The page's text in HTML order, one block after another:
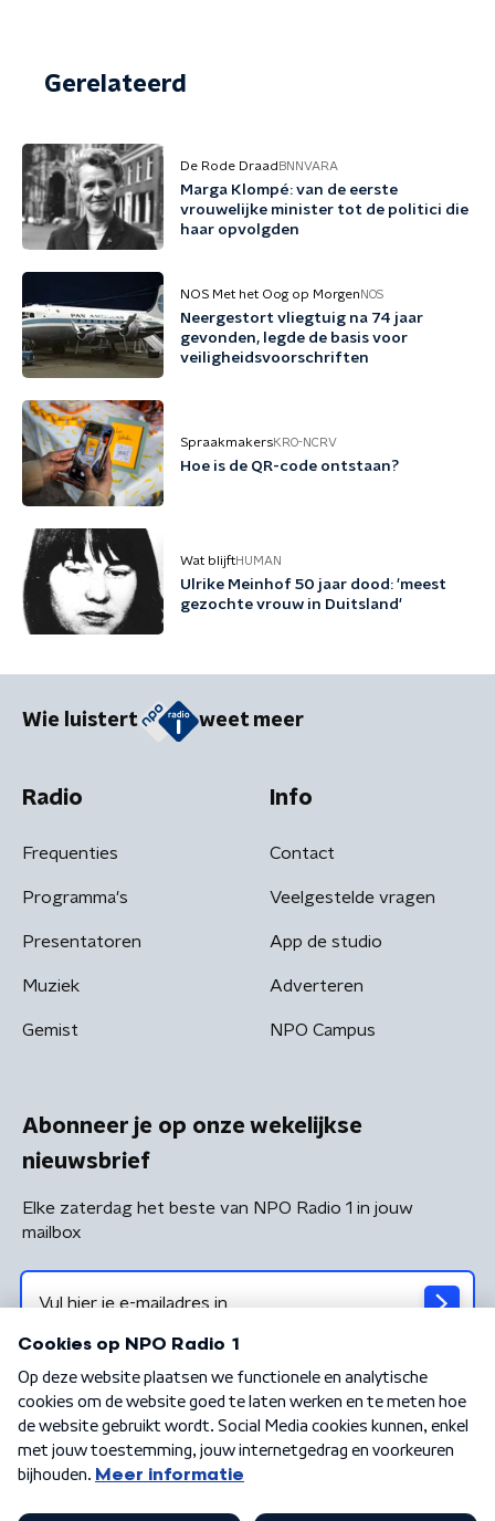
Gerelateerd
De Rode Draad BNNVARA
Marga Klompé: van de eerste
vrouwelijke minister tot de politici die
haar opvolgden
NOS Met het Oog op Morgen NOS
Neergestort vliegtuig na 74 jaar
gevonden, legde de basis voor
veiligheidsvoorschriften
SpraakmakersKRO-NCRV
Hoe is de QR-code ontstaan?
Wat blijftHUMAN
Ulrike Meinhof 50 jaar dood: 'meest
gezochte vrouw in Duitsland'
Wie luistert weet meer
Radio
Frequenties
Programma's
Presentatoren
Muziek
Gemist
Info
Contact
Veelgestelde vragen
App de studio
Adverteren
NPO Campus
Abonneer je op onze wekelijkse
nieuwsbrief
Elke zaterdag het beste van NPO Radio 1 in jouw
mailbox
Algemene voorwaarden